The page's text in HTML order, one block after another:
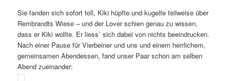
Sie fanden sich sofort toll, Kiki hüpfte und kugelte teilweise über
Rembrandts Wiese – und der Lover schien genau zu wissen,
dass er Kiki wollte. Er liess` sich dabei von nichts beeindrucken.
Nach einer Pause für Vierbeiner und uns und einem herrlichem,
gemeinsamen Abendessen, fand unser Paar schon am selben
Abend zueinander: